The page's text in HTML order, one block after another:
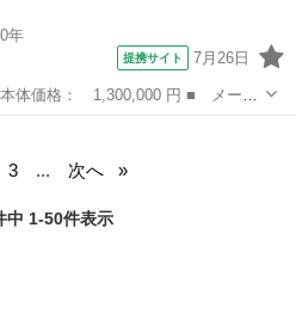
年
提携サイト 7月26日
■ グレード名： ｓＤｒｉｖｅ
3 ... 次へ
中 1-50件表示